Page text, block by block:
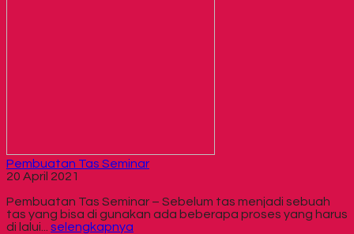
Pembuatan Tas Seminar
20 April 2021
Pembuatan Tas Seminar – Sebelum tas menjadi sebuah
tas yang bisa di gunakan ada beberapa proses yang harus
di lalui... selengkapnya